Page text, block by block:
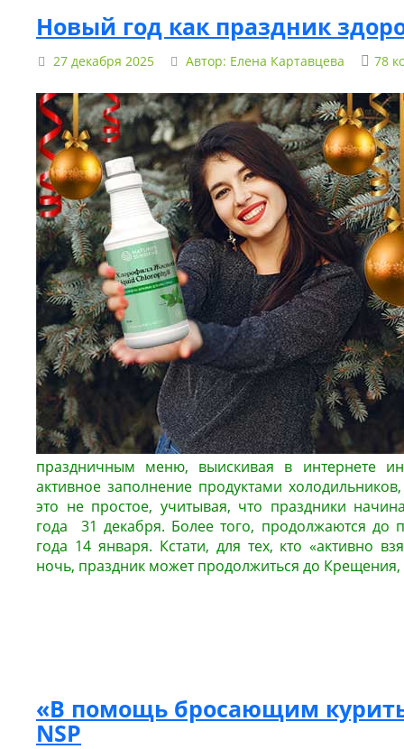
Политика
конфиденциальности
Новый год как праздник
27 декабря 2025 Автор: Елена Картавцева 78
праздничным меню, выискивая в интернете
активное заполнение продуктами
это не простое, учитывая, что праздники
года 31 декабря. Более того, продолжаются до
года 14 января. Кстати, для тех, кто «активно
ночь, праздник может продолжиться до Крещения,
«В помощь бросающим
NSP